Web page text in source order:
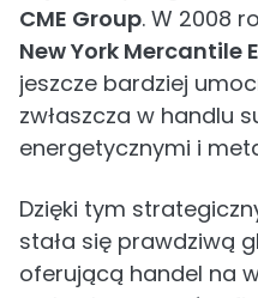
CME Group. W 2008
New York Mercantile
jeszcze bardziej
zwłaszcza w handlu
energetycznymi i
Dzięki tym
stała się prawdziwą
oferującą handel na